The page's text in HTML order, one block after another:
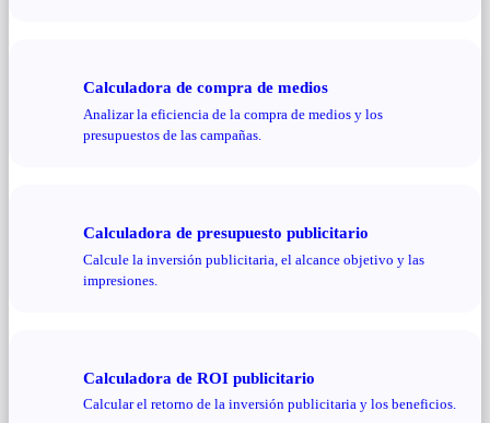
Calculadora de compra de medios
Analizar la eficiencia de la compra de medios y los
presupuestos de las campañas.
Calculadora de presupuesto publicitario
Calcule la inversión publicitaria, el alcance objetivo y las
impresiones.
Calculadora de ROI publicitario
Calcular el retorno de la inversión publicitaria y los beneficios.